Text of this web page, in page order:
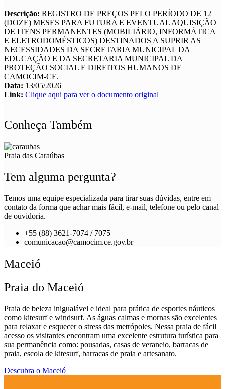
Descrição: REGISTRO DE PREÇOS PELO PERÍODO DE 12
(DOZE) MESES PARA FUTURA E EVENTUAL AQUISIÇÃO
DE ITENS PERMANENTES (MOBILIÁRIO, INFORMÁTICA
E ELETRODOMÉSTICOS) DESTINADOS A SUPRIR AS
NECESSIDADES DA SECRETARIA MUNICIPAL DA
EDUCAÇÃO E DA SECRETARIA MUNICIPAL DA
PROTEÇÃO SOCIAL E DIREITOS HUMANOS DE
CAMOCIM-CE.
Data: 13/05/2026
Link: Clique aqui para ver o documento original
Conheça Também
Praia das Caraúbas
Tem alguma pergunta?
Temos uma equipe especializada para tirar suas dúvidas, entre em
contato da forma que achar mais fácil, e-mail, telefone ou pelo canal
de ouvidoria.
+55 (88) 3621-7074 / 7075
comunicacao@camocim.ce.gov.br
Maceió
Praia do Maceió
Praia de beleza inigualável e ideal para prática de esportes náuticos
como kitesurf e windsurf. As águas calmas e mornas são excelentes
para relaxar e esquecer o stress das metrópoles. Nessa praia de fácil
acesso os visitantes encontram uma excelente estrutura turística para
sua permanência como: pousadas, casas de veraneio, barracas de
praia, escola de kitesurf, barracas de praia e artesanato.
Descubra o Maceió